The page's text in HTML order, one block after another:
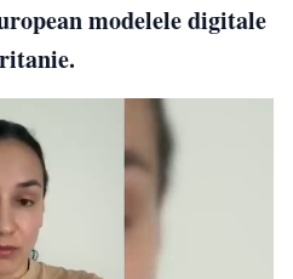
modelele digitale